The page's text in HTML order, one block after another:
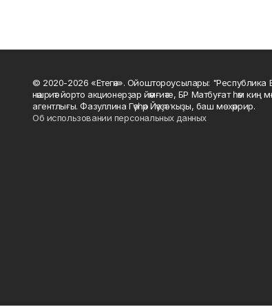
© 2020-2026 «Етегән». Ойоштороусылары: "Республика
нәшриәт йорто акционерҙар йәмғиәте, БР Матбуғат һәм киң
агентлығы. Фазуллина Гәүһәр Йәүҙәт ҡыҙы, баш мөхәррир.
Об использовании персональных данных